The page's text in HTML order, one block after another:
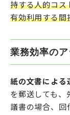
持する人的コス
有効利用する間
業務効率の
紙の文書による
を郵送しても、
議書の場合、回